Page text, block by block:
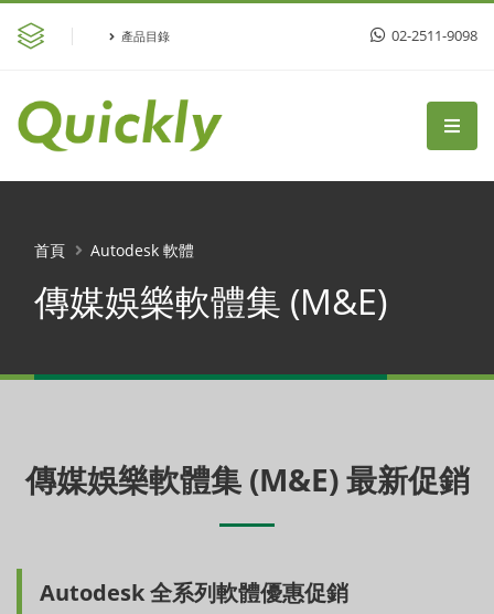
產品目錄 02-2511-9098
傳媒娛樂軟體集 (M&E)
首頁 Autodesk 軟體
傳媒娛樂軟體集 (M&E) 最新促銷
Autodesk 全系列軟體優惠促銷